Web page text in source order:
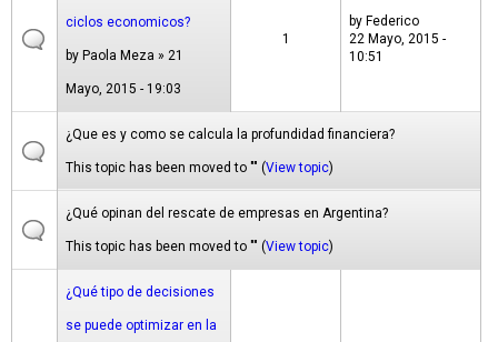
ciclos economicos?
by Paola Meza » 21
Mayo, 2015 - 19:03
1
by Federico
22 Mayo, 2015 -
10:51
¿Que es y como se calcula la profundidad financiera?
This topic has been moved to "" (View topic)
¿Qué opinan del rescate de empresas en Argentina?
This topic has been moved to "" (View topic)
¿Qué tipo de decisiones
se puede optimizar en la